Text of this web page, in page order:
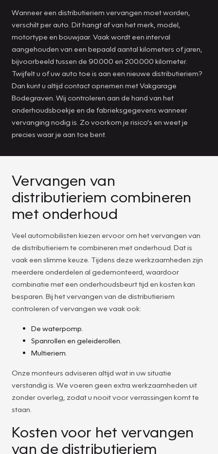
Wanneer een distributieriem vervangen moet worden,
verschilt per auto. Dit hangt af van het merk, model,
motortype en bouwjaar. Vaak wordt een interval
aangehouden van een bepaald aantal kilometers of jaren,
bijvoorbeeld tussen de 90.000 en 200.000 kilometer.
Twijfelt u of uw auto toe is aan een nieuwe distributieriem?
Dan kunt u altijd contact opnemen met Vakgarage
Bodegraven. Wij controleren aan de hand van het
onderhoudsboekje en de fabrieksgegevens wanneer
vervanging nodig is. Zo voorkom je risico's en weet je
precies waar je aan toe bent.
Vervangen van
distributieriem combineren
met onderhoud
Veel automobilisten kiezen ervoor om het vervangen van
de distributieriem te combineren met onderhoud. Dat is
vaak een slimme keuze. Tijdens deze werkzaamheden zijn
meerdere onderdelen al gedemonteerd, waardoor
combinatie met een onderhoudsbeurt tijd en kosten kan
besparen. Bij het vervangen van de distributieriem
controleren of vervangen we vaak ook:
De waterpomp.
Spanrollen en geleiderollen.
Multieriem.
Onze monteurs adviseren altijd wat in uw situatie
verstandig is. We voeren geen extra werkzaamheden uit
zonder overleg, zodat u nooit voor verrassingen komt te
staan.
Kosten voor het vervangen
van de distributieriem